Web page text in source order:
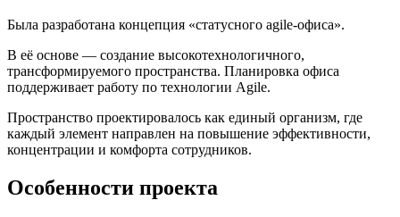
Была разработана концепция «статусного agile-офиса».
В её основе — создание высокотехнологичного,
трансформируемого пространства. Планировка офиса
поддерживает работу по технологии Agile.
Пространство проектировалось как единый организм, где
каждый элемент направлен на повышение эффективности,
концентрации и комфорта сотрудников.
Особенности проекта